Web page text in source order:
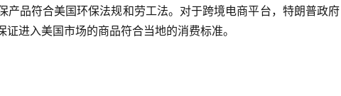
品符合美国环保法规和劳工法。对于跨境电商平台，特朗普政府
进入美国市场的商品符合当地的消费标准。